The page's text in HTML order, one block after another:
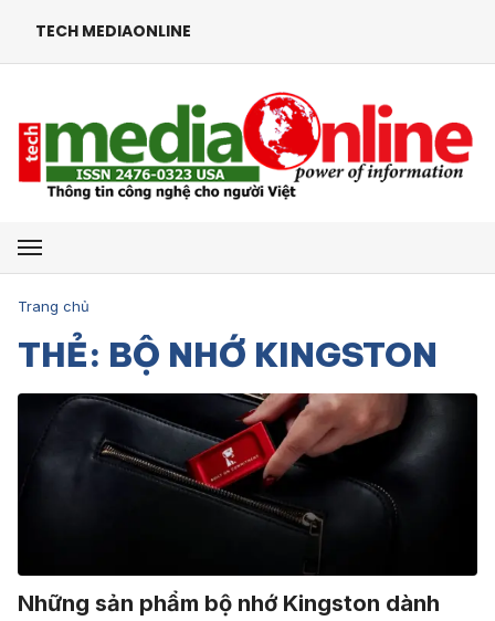
TECH MEDIAONLINE
Mở menu
Trang chủ
THẺ: BỘ NHỚ KINGSTON
Những sản phẩm bộ nhớ Kingston dành